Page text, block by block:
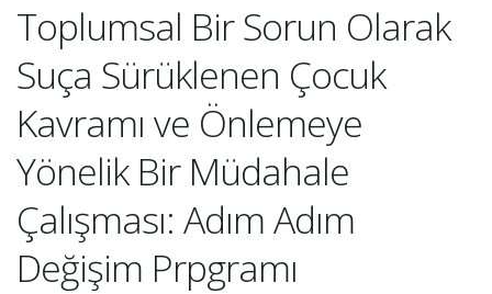
Toplumsal Bir Sorun Olarak
Suça Sürüklenen Çocuk
Kavramı ve Önlemeye
Yönelik Bir Müdahale
Çalışması: Adım Adım
Değişim Prpgramı